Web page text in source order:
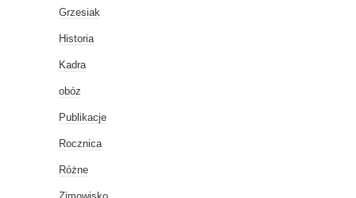
Grzesiak
Historia
Kadra
obóz
Publikacje
Rocznica
Różne